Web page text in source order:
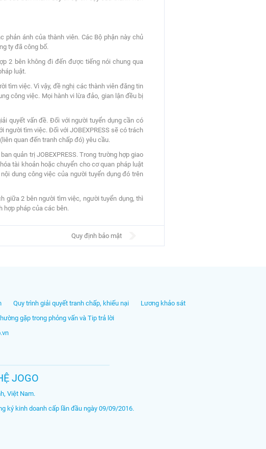
phản ánh của thành viên. Các Bộ phận này chủ
ty đã công bố.
2 bên không đi đến được tiếng nói chung qua
luật.
tìm việc. Vì vậy, đề nghị các thành viên đăng tin
công việc. Mọi hành vi lừa đảo, gian lận đều bị
quyết vấn đề. Đối với người tuyển dụng cần có
tìm việc. Đối với JOBEXPRESS sẽ có trách
quan đến tranh chấp đó) yêu cầu.
quản trị JOBEXPRESS. Trong trường hợp giao
tài khoản hoặc chuyển cho cơ quan pháp luật
dung công việc của người tuyển dụng đó trên
giữa 2 bên người tìm việc, người tuyển dụng, thì
hợp pháp của các bên.
Quy định bảo mật
Quy trình giải quyết tranh chấp, khiếu nại
Lương khảo sát
gặp trong phỏng vấn và Tip trả lời
JOGO
Việt Nam.
ký kinh doanh cấp lần đầu ngày 09/09/2016.